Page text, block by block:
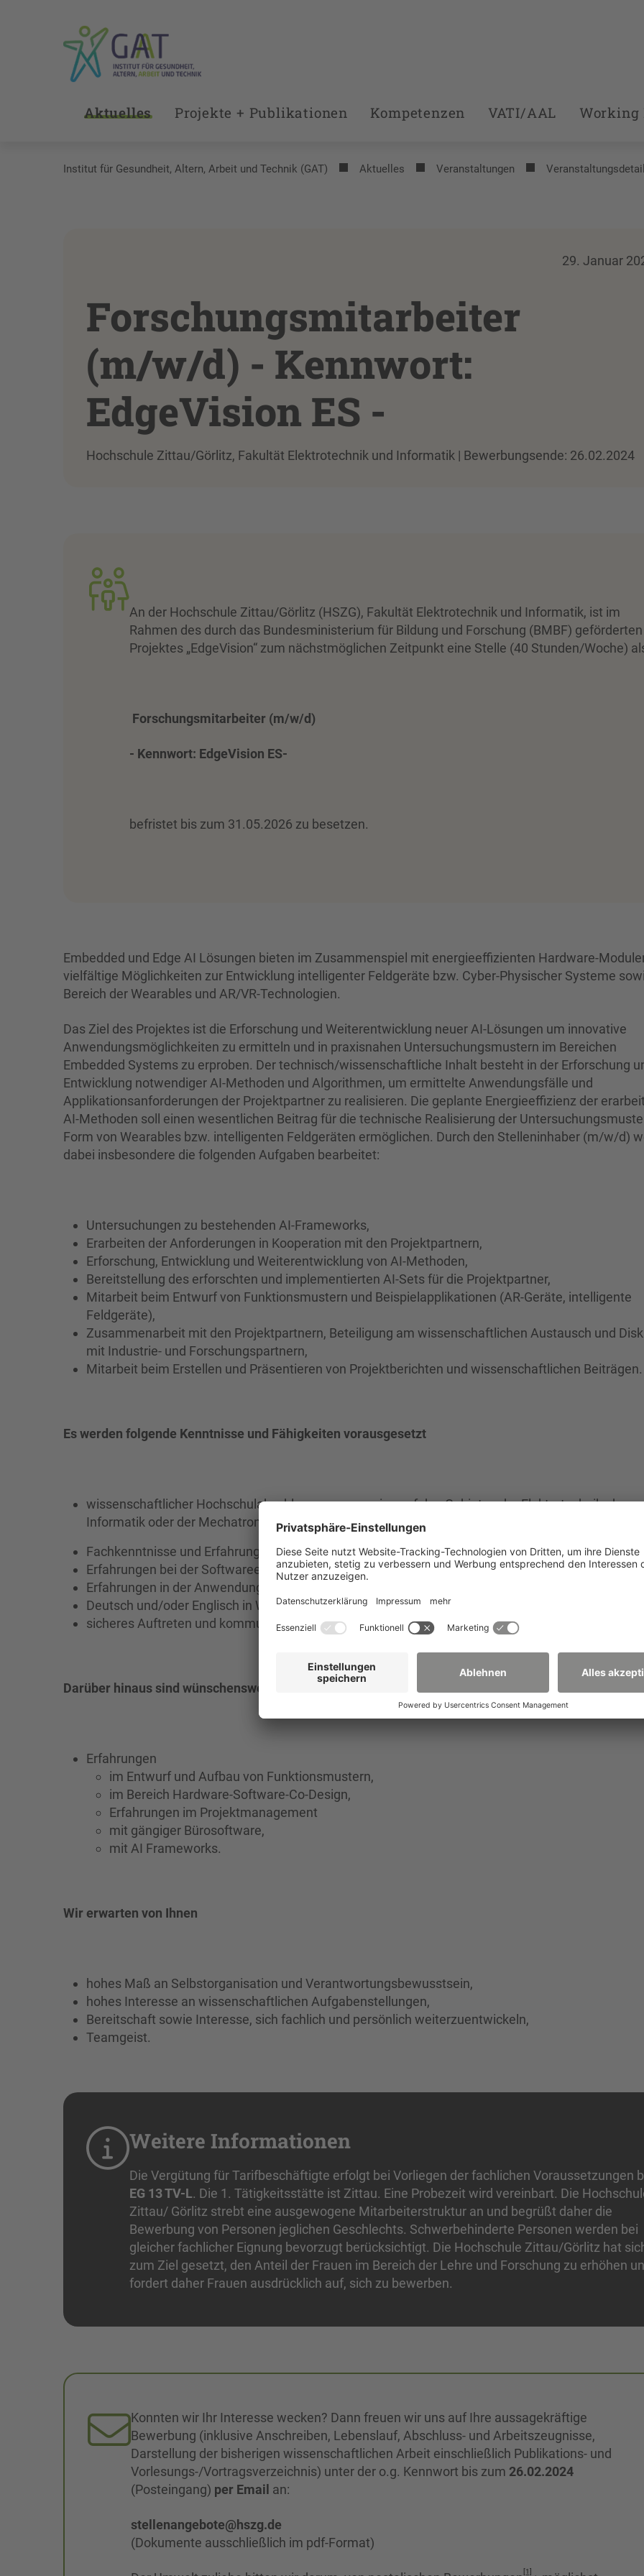
Aktuelles Projekte + Publikationen Kompetenzen VATI/AAL Working
Institut für Gesundheit, Altern, Arbeit und Technik (GAT) Aktuelles Veranstaltungen
29. Januar
Forschungsmitarbeiter
(m/w/d) - Kennwort:
EdgeVision ES -
Hochschule Zittau/Görlitz, Fakultät Elektrotechnik und Informatik | Bewerbungsende: 26.02.2024
An der Hochschule Zittau/Görlitz (HSZG), Fakultät Elektrotechnik und Informatik, ist im
Rahmen des durch das Bundesministerium für Bildung und Forschung (BMBF) geförderten
Projektes „EdgeVision“ zum nächstmöglichen Zeitpunkt eine Stelle (40 Stunden/Woche)
Forschungsmitarbeiter (m/w/d)
- Kennwort: EdgeVision ES-
befristet bis zum 31.05.2026 zu besetzen.
Embedded und Edge AI Lösungen bieten im Zusammenspiel mit energieeffizienten Hardware-
vielfältige Möglichkeiten zur Entwicklung intelligenter Feldgeräte bzw. Cyber-Physischer Systeme
Bereich der Wearables und AR/VR-Technologien.
Das Ziel des Projektes ist die Erforschung und Weiterentwicklung neuer AI-Lösungen um innovative
Anwendungsmöglichkeiten zu ermitteln und in praxisnahen Untersuchungsmustern im Bereichen
Embedded Systems zu erproben. Der technisch/wissenschaftliche Inhalt besteht in der Erforschung
Entwicklung notwendiger AI-Methoden und Algorithmen, um ermittelte Anwendungsfälle und
Applikationsanforderungen der Projektpartner zu realisieren. Die geplante Energieeffizienz der
AI-Methoden soll einen wesentlichen Beitrag für die technische Realisierung der
Form von Wearables bzw. intelligenten Feldgeräten ermöglichen. Durch den Stelleninhaber (m/w/d)
dabei insbesondere die folgenden Aufgaben bearbeitet:
Untersuchungen zu bestehenden AI-Frameworks,
Erarbeiten der Anforderungen in Kooperation mit den Projektpartnern,
Erforschung, Entwicklung und Weiterentwicklung von AI-Methoden,
Bereitstellung des erforschten und implementierten AI-Sets für die Projektpartner,
Mitarbeit beim Entwurf von Funktionsmustern und Beispielapplikationen (AR-Geräte, intelligente
Feldgeräte),
Zusammenarbeit mit den Projektpartnern, Beteiligung am wissenschaftlichen Austausch und
mit Industrie- und Forschungspartnern,
Mitarbeit beim Erstellen und Präsentieren von Projektberichten und wissenschaftlichen Beiträgen.
Es werden folgende Kenntnisse und Fähigkeiten vorausgesetzt
wissenschaftlicher Hochschulabschluss vorzugsweise auf den Gebieten der Elektrotechnik, der
Informatik oder der Mechatronik,
Fachkenntnisse und Erfahrungen auf dem Gebiet der Eingebetteten Systeme,
Erfahrungen bei der Softwareentwicklung in C/C++ bzw. anderen Hochsprachen,
Erfahrungen in der Anwendung von Embedded Entwicklungs­um­gebungen,
Deutsch und/oder Englisch in Wort und Schrift (B2), Projektsprache Deutsch,
sicheres Auftreten und kommunikative Kompetenzen.
Darüber hinaus sind wünschenswert
Erfahrungen
im Entwurf und Aufbau von Funktionsmustern,
im Bereich Hardware-Software-Co-Design,
Erfahrungen im Projektmanagement
mit gängiger Bürosoftware,
mit AI Frameworks.
Wir erwarten von Ihnen
hohes Maß an Selbstorganisation und Verantwortungsbewusstsein,
hohes Interesse an wissenschaftlichen Aufgabenstellungen,
Bereitschaft sowie Interesse, sich fachlich und persönlich weiterzuentwickeln,
Teamgeist.
Weitere Informationen
Die Vergütung für Tarifbeschäftigte erfolgt bei Vorliegen der fachlichen Voraussetzungen
EG 13 TV-L. Die 1. Tätigkeitsstätte ist Zittau. Eine Probezeit wird vereinbart. Die
Zittau/ Görlitz strebt eine ausgewogene Mitarbeiterstruktur an und begrüßt daher die
Bewerbung von Personen jeglichen Geschlechts. Schwerbehinderte Personen werden bei
gleicher fachlicher Eignung bevorzugt berücksichtigt. Die Hochschule Zittau/Görlitz hat
zum Ziel gesetzt, den Anteil der Frauen im Bereich der Lehre und Forschung zu erhöhen
fordert daher Frauen ausdrücklich auf, sich zu bewerben.
Konnten wir Ihr Interesse wecken? Dann freuen wir uns auf Ihre aussagekräftige
Bewerbung (inklusive Anschreiben, Lebenslauf, Abschluss- und Arbeitszeugnisse,
Darstellung der bisherigen wissenschaftlichen Arbeit einschließlich Publikations- und
Vorlesungs-/Vortragsverzeichnis) unter der o.g. Kennwort bis zum 26.02.2024
(Posteingang) per Email an:
stellenangebote@hszg.de
(Dokumente ausschließlich im pdf-Format)
[1]